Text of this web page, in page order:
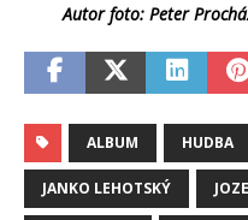
Autor foto: Peter
ALBUM HUDBA
JANKO LEHOTSKÝ